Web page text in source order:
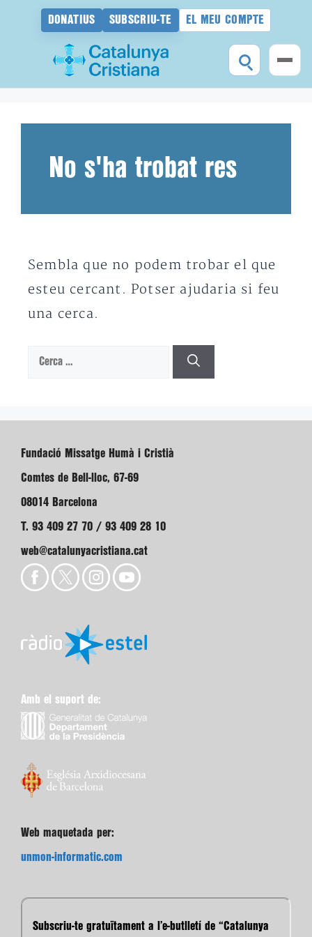
DONATIUS SUBSCRIU-TE EL MEU COMPTE
No s'ha trobat res
Sembla que no podem trobar el que
esteu cercant. Potser ajudaria si feu
una cerca.
Cerca:
Fundació Missatge Humà i Cristià
Comtes de Bell-lloc, 67-69
08014 Barcelona
T. 93 409 27 70 / 93 409 28 10
web@catalunyacristiana.cat
Amb el suport de:
Web maquetada per:
unmon-informatic.com
Subscriu-te gratuïtament a l’e-butlletí de “Catalunya